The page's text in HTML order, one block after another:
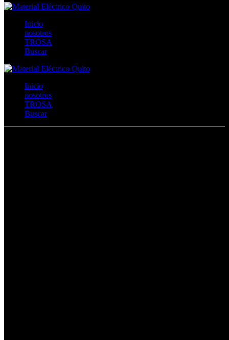
Inicio
nosotros
TROSA
Buscar
Inicio
nosotros
TROSA
Buscar